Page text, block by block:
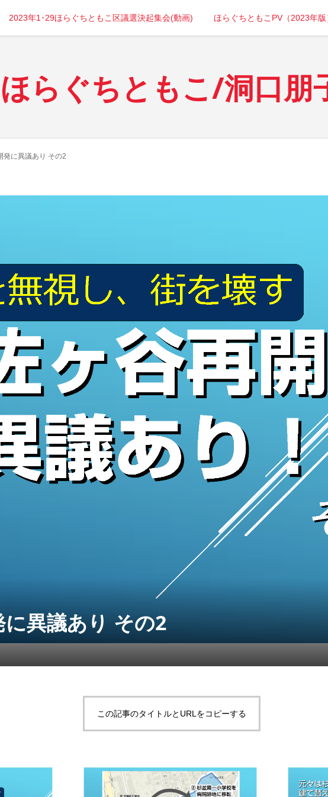
2023年1･29ほらぐちともこ区議選決起集会(動画) ほらぐちともこPV（2023年版
ほらぐちともこ/洞口朋
発に異議あり その2
異議あり その2
この記事のタイトルとURLをコピーする